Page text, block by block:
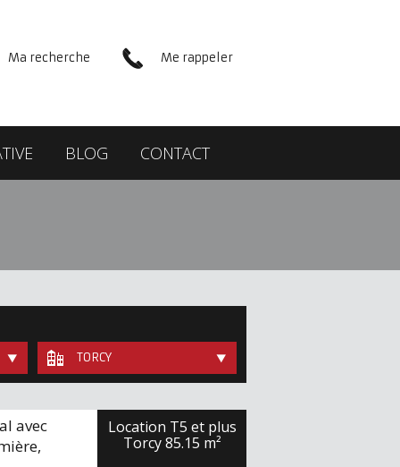
Me rappeler
Ma recherche
BLOG CONTACT
TORCY
avec
Location T5 et plus
Torcy85.15 m²